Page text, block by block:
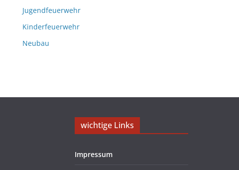
Jugendfeuerwehr
Kinderfeuerwehr
Neubau
wichtige Links
Impressum